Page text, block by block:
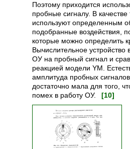
Поэтому приходится
пробные сигналу. В качестве
используют определенным
подобранные воздействия,
которые можно определить
Вычислительное
ОУ на пробный сигнал и
реакцией модели YM.
амплитуда пробных
достаточно мала для того,
помех в работу ОУ. [10]